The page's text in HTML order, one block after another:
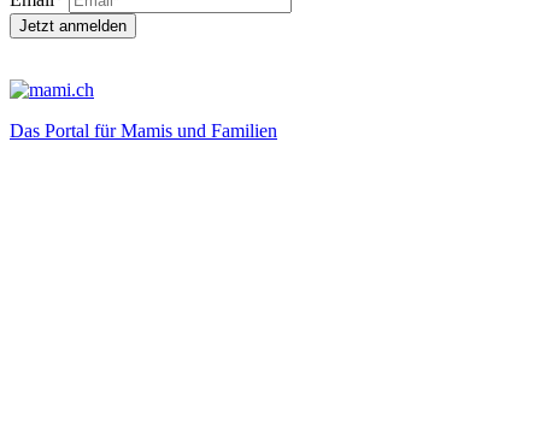
Jetzt anmelden
Das Portal für Mamis und Familien